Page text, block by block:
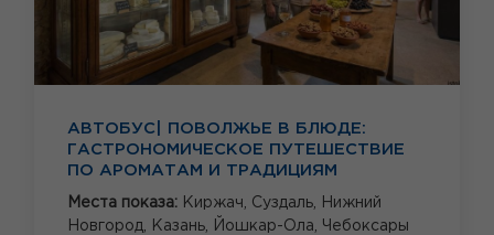
АВТОБУС| ПОВОЛЖЬЕ В БЛЮДЕ:
ГАСТРОНОМИЧЕСКОЕ ПУТЕШЕСТВИЕ
ПО АРОМАТАМ И ТРАДИЦИЯМ
Места показа: Киржач, Суздаль,
Нижний
Новгород,
Казань, Йошкар-Ола, Чебоксары